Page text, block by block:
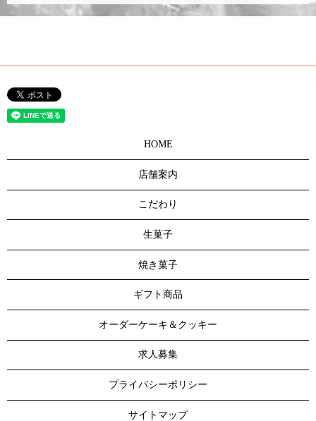
HOME
店舗案内
こだわり
生菓子
焼き菓子
ギフト商品
オーダーケーキ＆クッキー
求人募集
プライバシーポリシー
サイトマップ